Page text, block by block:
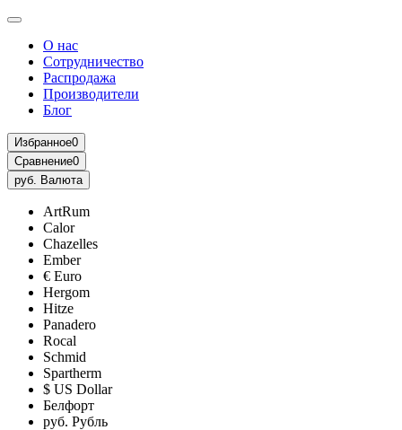
О нас
Сотрудничество
Распродажа
Производители
Блог
Избранное0
Сравнение0
руб. Валюта
ArtRum
Calor
Chazelles
Ember
€ Euro
Hergom
Hitze
Panadero
Rocal
Schmid
Spartherm
$ US Dollar
Белфорт
руб. Рубль